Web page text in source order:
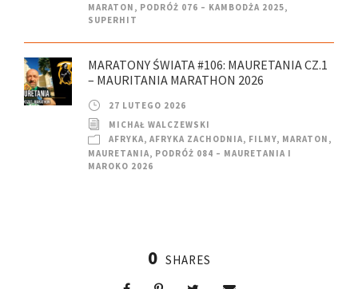
MARATON , PODRÓŻ 076 – KAMBODŻA 2025,
SUPERHIT
MARATONY ŚWIATA #106: MAURETANIA CZ.1
– MAURITANIA MARATHON 2026
27 LUTEGO 2026
MICHAŁ WALCZEWSKI
AFRYKA, AFRYKA ZACHODNIA, FILMY, MARATON ,
MAURETANIA, PODRÓŻ 084 – MAURETANIA I
MAROKO 2026
0 SHARES